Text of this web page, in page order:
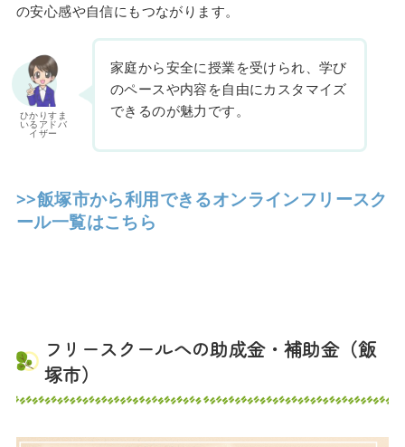
の安心感や自信にもつながります。
ひかりすま
いるアドバ
イザー
家庭から安全に授業を受けられ、学び
のペースや内容を自由にカスタマイズ
できるのが魅力です。
>>飯塚市から利用できるオンラインフリースク
ール一覧はこちら
フリースクールへの助成金・補助金（飯
塚市）